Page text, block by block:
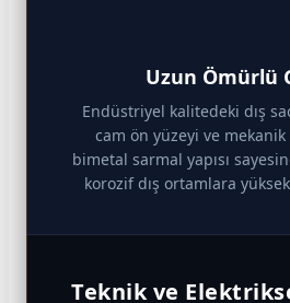
Uzun Ömürlü
Endüstriyel kalitedeki dış sac
cam ön yüzeyi ve
bimetal sarmal yapısı
korozif dış ortamlara
Teknik ve